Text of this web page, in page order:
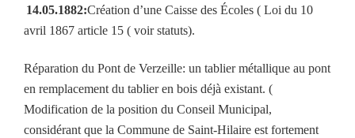
14.05.1882:Création d’une Caisse des Écoles ( Loi du 10
avril 1867 article 15 ( voir statuts).
Réparation du Pont de Verzeille: un tablier métallique au pont
en remplacement du tablier en bois déjà existant. (
Modification de la position du Conseil Municipal,
considérant que la Commune de Saint-Hilaire est fortement